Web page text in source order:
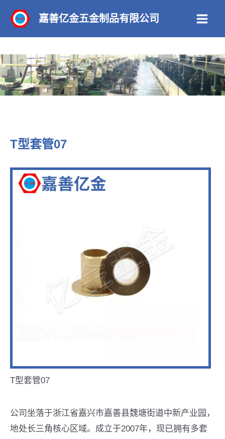
内
容
嘉善亿金五金制品有限公司
T型套管07
T型套管07
公司坐落于浙江省嘉兴市嘉善县魏塘街道中新产业园，
地处长三角核心区域。成立于2007年，现已拥有多套